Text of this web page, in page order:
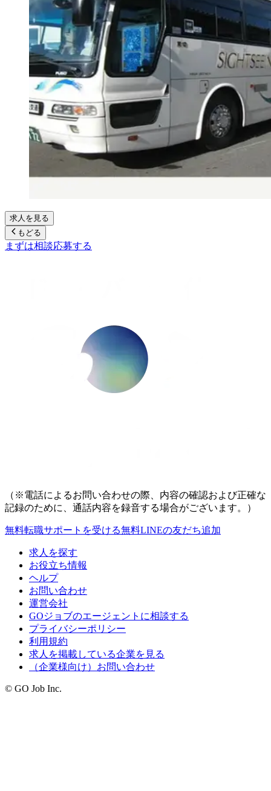
求人を見る
もどる
まずは相談応募する
（※電話によるお問い合わせの際、内容の確認および正確な
記録のために、通話内容を録音する場合がございます。）
無料転職サポートを受ける無料LINEの友だち追加
求人を探す
お役立ち情報
ヘルプ
お問い合わせ
運営会社
GOジョブのエージェントに相談する
プライバシーポリシー
利用規約
求人を掲載している企業を見る
（企業様向け）お問い合わせ
© GO Job Inc.